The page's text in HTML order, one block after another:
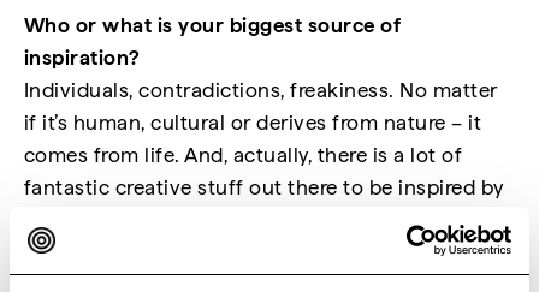
Who or what is your biggest source of
inspiration?
Individuals, contradictions, freakiness. No matter
if it’s human, cultural or derives from nature – it
comes from life. And, actually, there is a lot of
fantastic creative stuff out there to be inspired by